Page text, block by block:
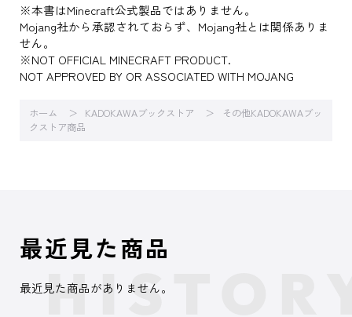
※本書はMinecraft公式製品ではありません。
Mojang社から承認されておらず、Mojang社とは関係ありま
せん。
※NOT OFFICIAL MINECRAFT PRODUCT.
NOT APPROVED BY OR ASSOCIATED WITH MOJANG
ホーム KADOKAWAブックストア
その他KADOKAWAブッ
クストア商品
最近見た商品
最近見た商品がありません。